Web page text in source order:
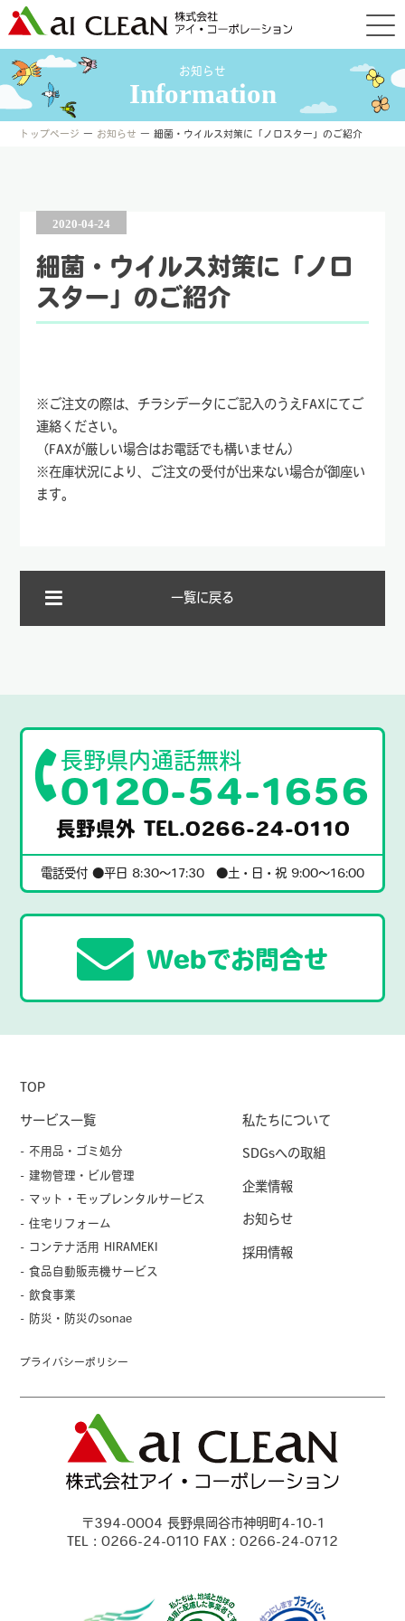
お知らせ
Information
トップページ ― お知らせ ― 細菌・ウイルス対策に「ノロスター」のご紹介
2020-04-24
細菌・ウイルス対策に「ノロ
スター」のご紹介
※ご注文の際は、チラシデータにご記入のうえFAXにてご
連絡ください。
（FAXが厳しい場合はお電話でも構いません）
※在庫状況により、ご注文の受付が出来ない場合が御座い
ます。
一覧に戻る
長野県内通話無料
0120-54-1656
長野県外 TEL.0266-24-0110
電話受付 ●平日 8:30〜17:30 ●土・日・祝 9:00〜16:00
Webでお問合せ
TOP
サービス一覧
- 不用品・ゴミ処分
- 建物管理・ビル管理
- マット・モップレンタルサービス
- 住宅リフォーム
- コンテナ活用 HIRAMEKI
- 食品自動販売機サービス
- 飲食事業
- 防災・防災のsonae
私たちについて
SDGsへの取組
企業情報
お知らせ
採用情報
プライバシーポリシー
〒394-0004 長野県岡谷市神明町4-10-1
TEL：0266-24-0110 FAX：0266-24-0712